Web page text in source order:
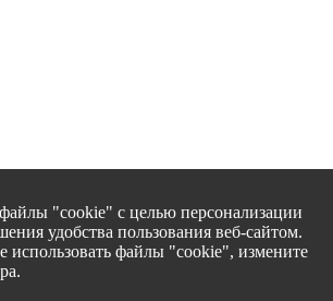
"cookie" с целью персонализации
удобства пользования веб-сайтом.
использовать файлы "cookie", измените